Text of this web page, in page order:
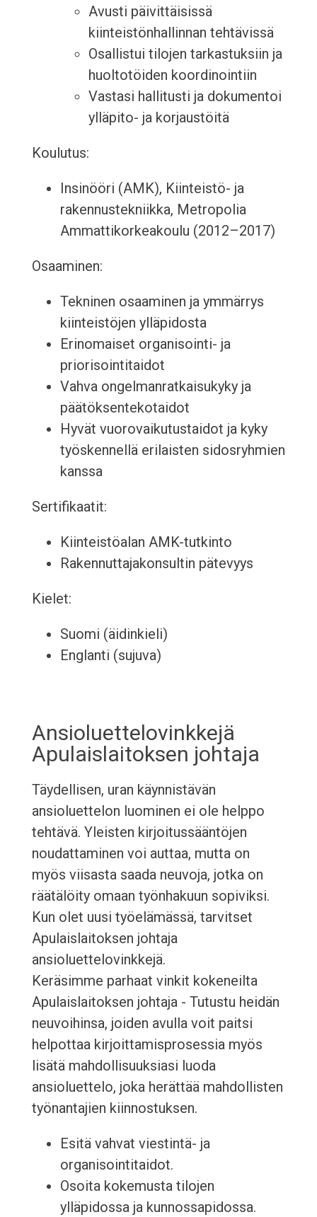
Avusti päivittäisissä
kiinteistönhallinnan tehtävissä
Osallistui tilojen tarkastuksiin ja
huoltotöiden koordinointiin
Vastasi hallitusti ja dokumentoi
ylläpito- ja korjaustöitä
Koulutus:
Insinööri (AMK), Kiinteistö- ja
rakennustekniikka, Metropolia
Ammattikorkeakoulu (2012–2017)
Osaaminen:
Tekninen osaaminen ja ymmärrys
kiinteistöjen ylläpidosta
Erinomaiset organisointi- ja
priorisointitaidot
Vahva ongelmanratkaisukyky ja
päätöksentekotaidot
Hyvät vuorovaikutustaidot ja kyky
työskennellä erilaisten sidosryhmien
kanssa
Sertifikaatit:
Kiinteistöalan AMK-tutkinto
Rakennuttajakonsultin pätevyys
Kielet:
Suomi (äidinkieli)
Englanti (sujuva)
Ansioluettelovinkkejä
Apulaislaitoksen johtaja
Täydellisen, uran käynnistävän
ansioluettelon luominen ei ole helppo
tehtävä. Yleisten kirjoitussääntöjen
noudattaminen voi auttaa, mutta on
myös viisasta saada neuvoja, jotka on
räätälöity omaan työnhakuun sopiviksi.
Kun olet uusi työelämässä, tarvitset
Apulaislaitoksen johtaja
ansioluettelovinkkejä.
Keräsimme parhaat vinkit kokeneilta
Apulaislaitoksen johtaja - Tutustu heidän
neuvoihinsa, joiden avulla voit paitsi
helpottaa kirjoittamisprosessia myös
lisätä mahdollisuuksiasi luoda
ansioluettelo, joka herättää mahdollisten
työnantajien kiinnostuksen.
Esitä vahvat viestintä- ja
organisointitaidot.
Osoita kokemusta tilojen
ylläpidossa ja kunnossapidossa.